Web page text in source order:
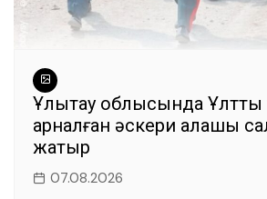
Ұлытау облысында Ұлттық
арналған әскери қалашық
жатыр
07.08.2026